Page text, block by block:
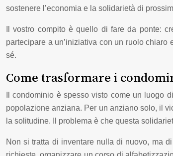
sostenere l’economia e la solidarietà di
Il vostro compito è quello di fare da ponte:
partecipare a un’iniziativa con un ruolo
sé.
Come trasformare i
Il condominio è spesso visto come un luogo
popolazione anziana. Per un anziano solo, il
la solitudine. Il problema è che questa
Non si tratta di inventare nulla di nuovo, ma